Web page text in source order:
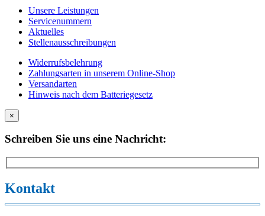
Unsere Leistungen
Servicenummern
Aktuelles
Stellenausschreibungen
Widerrufsbelehrung
Zahlungsarten in unserem Online-Shop
Versandarten
Hinweis nach dem Batteriegesetz
×
Schreiben Sie uns eine Nachricht:
Kontakt